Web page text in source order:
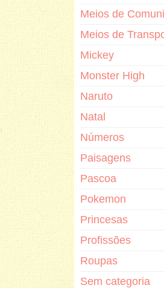
Meios de
Meios de
Mickey
Monster High
Naruto
Natal
Números
Paisagens
Pascoa
Pokemon
Princesas
Profissões
Roupas
Sem categoria